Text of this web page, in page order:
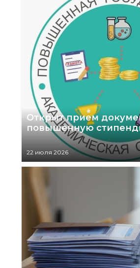
Открыт прием
повышенную
22 июля 2026